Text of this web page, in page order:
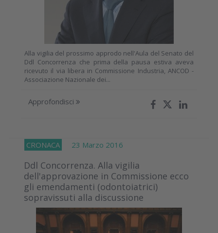
Alla vigilia del prossimo approdo nell'Aula del Senato del
Ddl Concorrenza che prima della pausa estiva aveva
ricevuto il via libera in Commissione Industria, ANCOD -
Associazione Nazionale dei...
Approfondisci
CRONACA 23 Marzo 2016
Ddl Concorrenza. Alla vigilia
dell'approvazione in Commissione ecco
gli emendamenti (odontoiatrici)
sopravissuti alla discussione